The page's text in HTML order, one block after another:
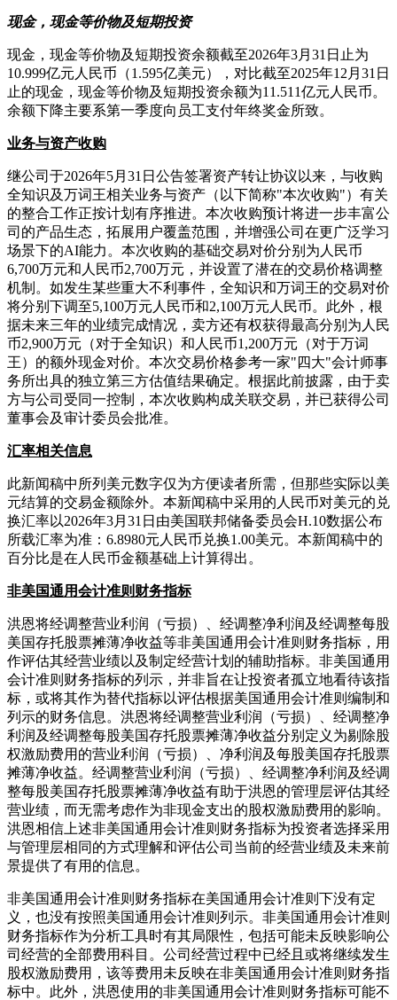
现金，现金等价物及短期投资
现金，现金等价物及短期投资余额截至2026年3月31日止为
10.999亿元人民币（1.595亿美元），对比截至2025年12月31日
止的现金，现金等价物及短期投资余额为11.511亿元人民币。
余额下降主要系第一季度向员工支付年终奖金所致。
业务与资产收购
继公司于2026年5月31日公告签署资产转让协议以来，与收购
全知识及万词王相关业务与资产（以下简称"本次收购"）有关
的整合工作正按计划有序推进。本次收购预计将进一步丰富公
司的产品生态，拓展用户覆盖范围，并增强公司在更广泛学习
场景下的AI能力。本次收购的基础交易对价分别为人民币
6,700万元和人民币2,700万元，并设置了潜在的交易价格调整
机制。如发生某些重大不利事件，全知识和万词王的交易对价
将分别下调至5,100万元人民币和2,100万元人民币。此外，根
据未来三年的业绩完成情况，卖方还有权获得最高分别为人民
币2,900万元（对于全知识）和人民币1,200万元（对于万词
王）的额外现金对价。本次交易价格参考一家"四大"会计师事
务所出具的独立第三方估值结果确定。根据此前披露，由于卖
方与公司受同一控制，本次收购构成关联交易，并已获得公司
董事会及审计委员会批准。
汇率相关信息
此新闻稿中所列美元数字仅为方便读者所需，但那些实际以美
元结算的交易金额除外。本新闻稿中采用的人民币对美元的兑
换汇率以2026年3月31日由美国联邦储备委员会H.10数据公布
所载汇率为准：6.8980元人民币兑换1.00美元。本新闻稿中的
百分比是在人民币金额基础上计算得出。
非美国通用会计准则财务指标
洪恩将经调整营业利润（亏损）、经调整净利润及经调整每股
美国存托股票摊薄净收益等非美国通用会计准则财务指标，用
作评估其经营业绩以及制定经营计划的辅助指标。非美国通用
会计准则财务指标的列示，并非旨在让投资者孤立地看待该指
标，或将其作为替代指标以评估根据美国通用会计准则编制和
列示的财务信息。洪恩将经调整营业利润（亏损）、经调整净
利润及经调整每股美国存托股票摊薄净收益分别定义为剔除股
权激励费用的营业利润（亏损）、净利润及每股美国存托股票
摊薄净收益。经调整营业利润（亏损）、经调整净利润及经调
整每股美国存托股票摊薄净收益有助于洪恩的管理层评估其经
营业绩，而无需考虑作为非现金支出的股权激励费用的影响。
洪恩相信上述非美国通用会计准则财务指标为投资者选择采用
与管理层相同的方式理解和评估公司当前的经营业绩及未来前
景提供了有用的信息。
非美国通用会计准则财务指标在美国通用会计准则下没有定
义，也没有按照美国通用会计准则列示。非美国通用会计准则
财务指标作为分析工具时有其局限性，包括可能未反映影响公
司经营的全部费用科目。公司经营过程中已经且或将继续发生
股权激励费用，该等费用未反映在非美国通用会计准则财务指
标中。此外，洪恩使用的非美国通用会计准则财务指标可能不